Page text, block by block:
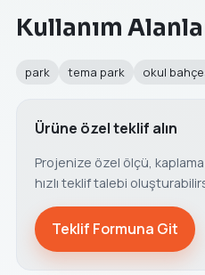
Kullanım
park tema park okul
Ürüne özel teklif alın
Projenize özel ölçü,
hızlı teklif talebi
Teklif Formuna Git